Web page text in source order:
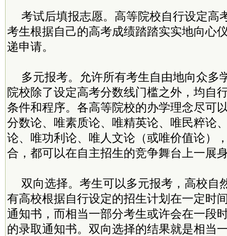
考试后填报志愿。高等院校自行设定高
考生根据自己的高考成绩踏踏实实地向心
递申请。
多元报考。允许所有考生自由地向众多
院校除了设定高考分数线门槛之外，均自
条件和程序。各高等院校的办学理念尽可
分数论、唯素质论、唯精英论、唯民粹论
论、唯功利论、唯人文论（或唯价值论）
合，都可以在自主招生的竞争舞台上一展
双向选择。考生可以多元报考，高校自
有高校根据自行设定的招生计划在一定时
通知书，而相当一部分考生或许会在一段
的录取通知书。双向选择的结果就是相当